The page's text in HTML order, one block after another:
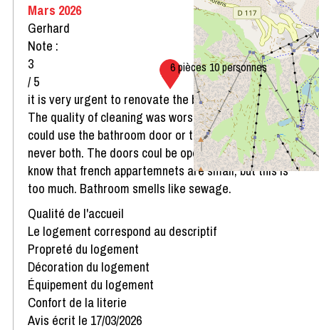
6 pièces 10 personnes
Mars 2026
Gerhard
Note :
3
/ 5
it is very urgent to renovate the booked apartement.
The quality of cleaning was worse. In one room you
could use the bathroom door or the balcony door but
never both. The doors coul be opened only 30cm. we
know that french appartemnets are small, but this is
too much. Bathroom smells like sewage.
Qualité de l'accueil
Le logement correspond au descriptif
Propreté du logement
Décoration du logement
Équipement du logement
Confort de la literie
Avis écrit le 17/03/2026